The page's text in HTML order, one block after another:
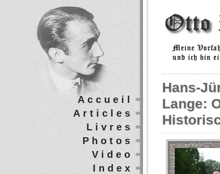
Hans-
Lange:
Accueil
Articles
Livres
Photos
Video
Index